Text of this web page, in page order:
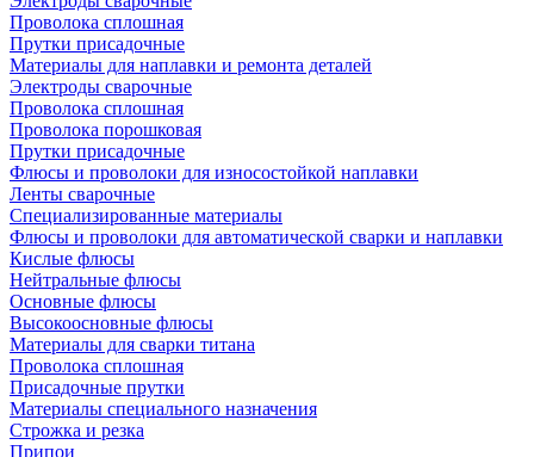
Проволока сплошная
Прутки присадочные
Материалы для наплавки и ремонта деталей
Электроды сварочные
Проволока сплошная
Проволока порошковая
Прутки присадочные
Флюсы и проволоки для износостойкой наплавки
Ленты сварочные
Специализированные материалы
Флюсы и проволоки для автоматической сварки и наплавки
Кислые флюсы
Нейтральные флюсы
Основные флюсы
Высокоосновные флюсы
Материалы для сварки титана
Проволока сплошная
Присадочные прутки
Материалы специального назначения
Строжка и резка
Припои